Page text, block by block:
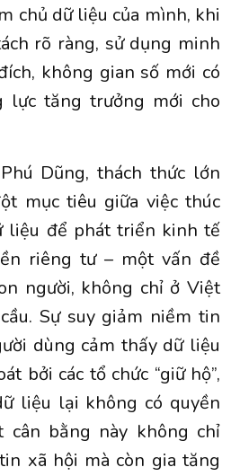
chủ dữ liệu của mình, khi
rõ ràng, sử dụng minh
không gian số mới có
lực tăng trưởng mới cho
Dũng, thách thức lớn
mục tiêu giữa việc thúc
liệu để phát triển kinh tế
riêng tư – một vấn đề
người, không chỉ ở Việt
Sự suy giảm niềm tin
dùng cảm thấy dữ liệu
bởi các tổ chức “giữ hộ”,
liệu lại không có quyền
cân bằng này không chỉ
xã hội mà còn gia tăng